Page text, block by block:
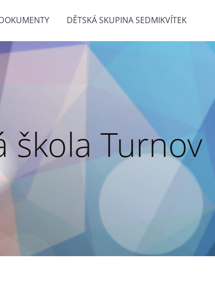
DĚTSKÁ SKUPINA SEDMIKVÍTEK
škola Turnov